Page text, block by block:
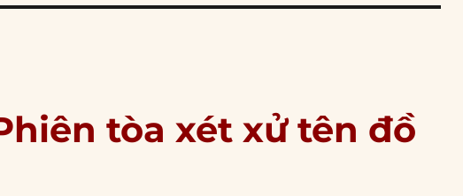
tòa xét xử tên đồ